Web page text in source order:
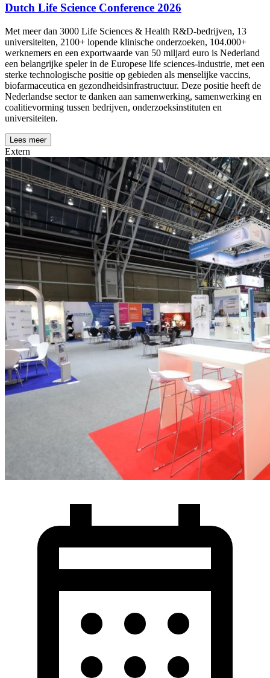
Dutch Life Science Conference 2026
Met meer dan 3000 Life Sciences & Health R&D-bedrijven, 13
universiteiten, 2100+ lopende klinische onderzoeken, 104.000+
werknemers en een exportwaarde van 50 miljard euro is Nederland
een belangrijke speler in de Europese life sciences-industrie, met een
sterke technologische positie op gebieden als menselijke vaccins,
biofarmaceutica en gezondheidsinfrastructuur. Deze positie heeft de
Nederlandse sector te danken aan samenwerking, samenwerking en
coalitievorming tussen bedrijven, onderzoeksinstituten en
universiteiten.
Lees meer
Extern